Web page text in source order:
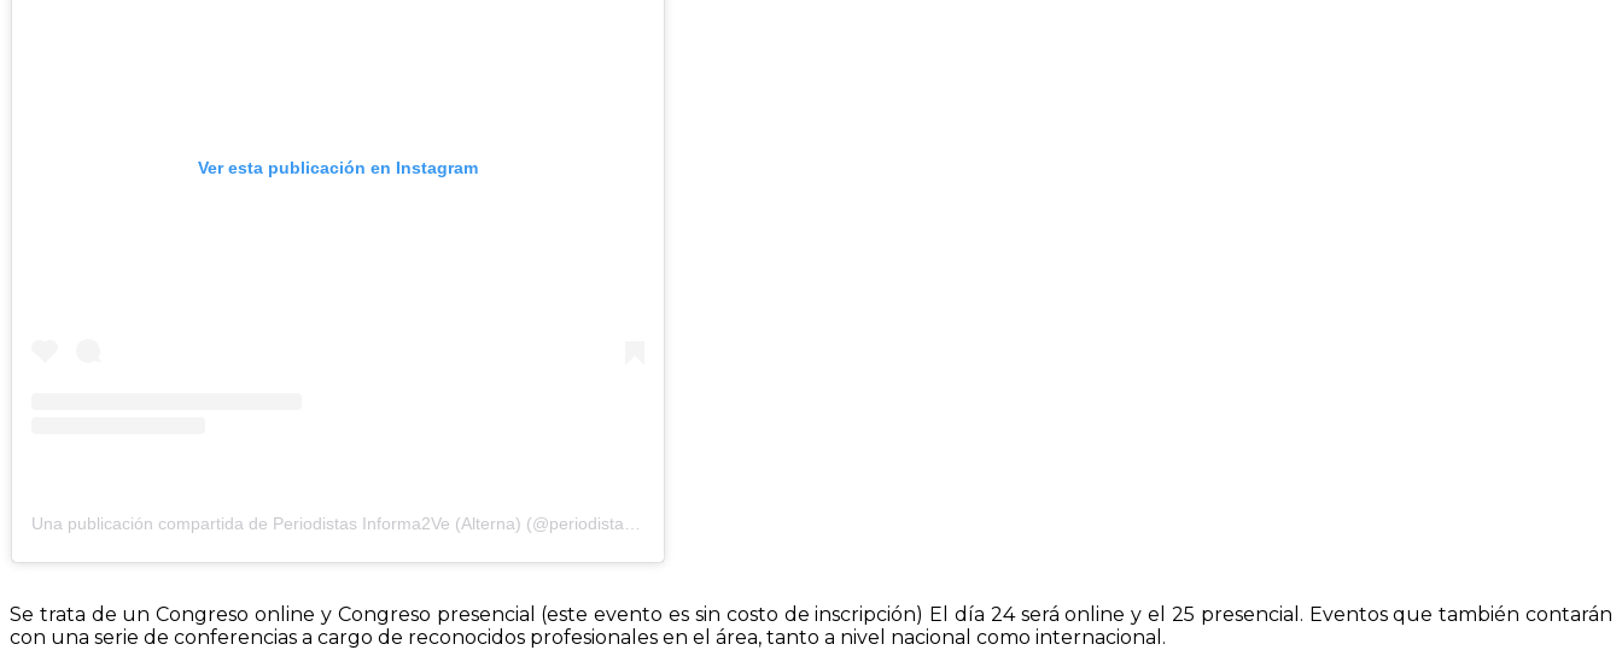
Ver esta publicación en Instagram
Se trata de un Congreso online y Congreso presencial (este evento es sin costo de inscripción) El día 24 será online y el 25 presencial. Eventos que también contarán
con una serie de conferencias a cargo de reconocidos profesionales en el área, tanto a nivel nacional como internacional.